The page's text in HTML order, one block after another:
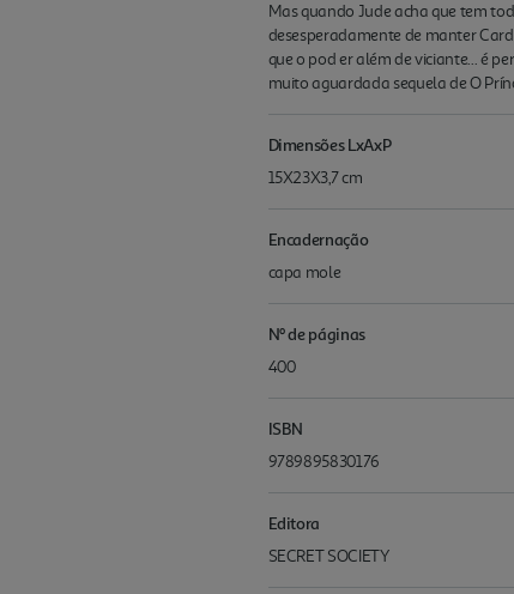
Mas quando Jude acha que tem
desesperadamente de manter
que o pod er além de viciante... é
muito aguardada sequela de O
Dimensões LxAxP
15X23X3,7 cm
Encadernação
capa mole
Nº de páginas
400
ISBN
9789895830176
Editora
SECRET SOCIETY